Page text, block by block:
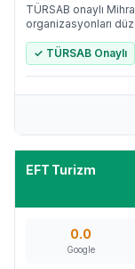
TÜRSAB onaylı
organizasyonları
konaklamasına,
bir umre deneyimi
✓ TÜRSAB Onaylı
EFT Turizm
0.0
Google